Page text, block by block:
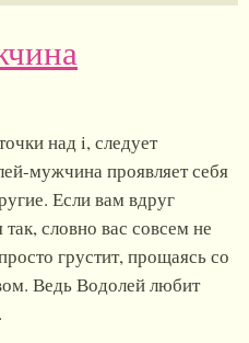
над i, следует
мужчина проявляет себя
Если вам вдруг
словно вас совсем не
грустит, прощаясь со
Ведь Водолей любит